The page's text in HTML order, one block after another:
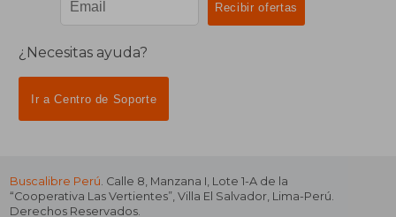
¿Necesitas ayuda?
Ir a Centro de Soporte
Buscalibre Perú. Calle 8, Manzana I, Lote 1-A de la
“Cooperativa Las Vertientes”, Villa El Salvador, Lima-Perú.
Derechos Reservados.